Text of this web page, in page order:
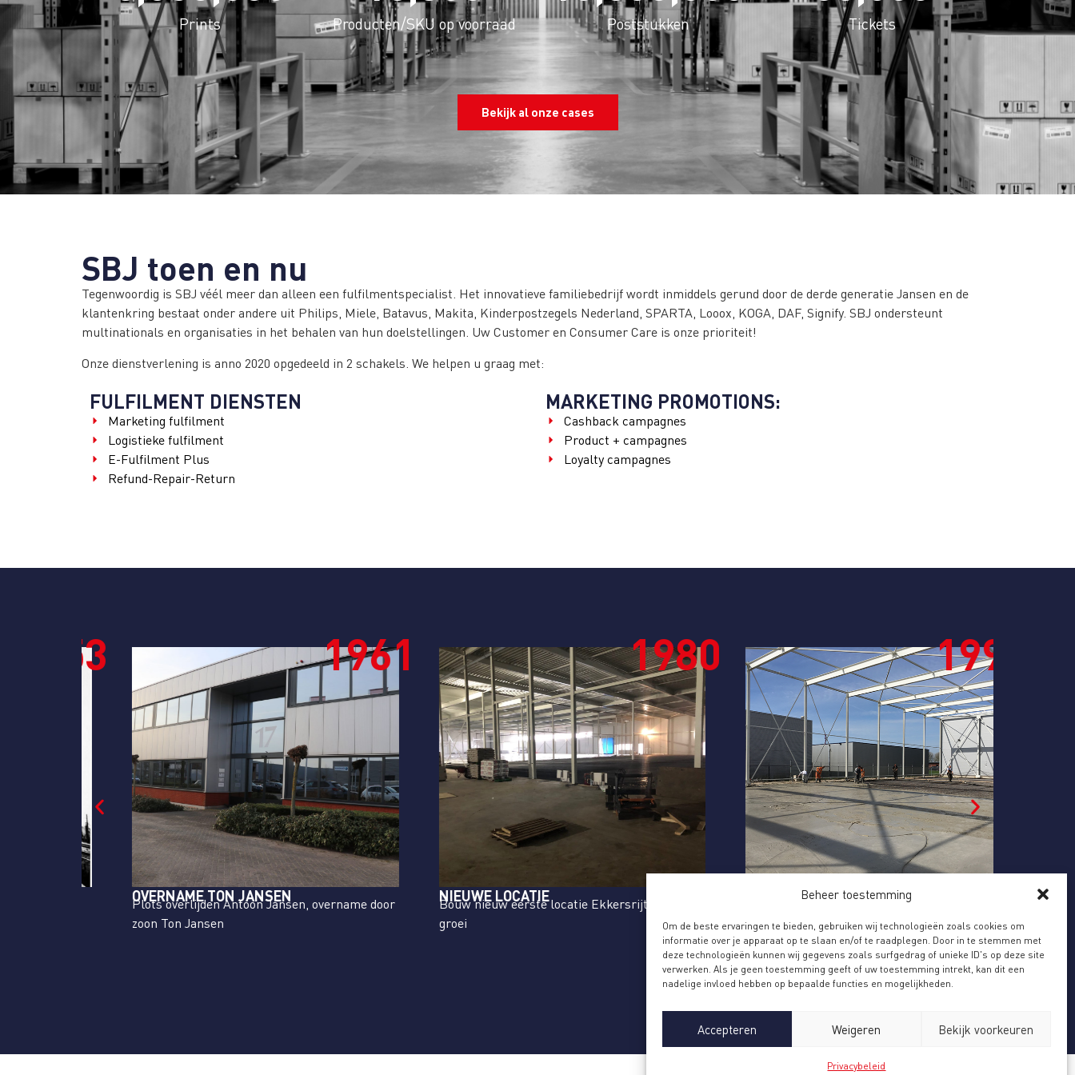
Beheer toestemming
Om de beste ervaringen te bieden, gebruiken wij technologieën zoals cookies om
informatie over je apparaat op te slaan en/of te raadplegen. Door in te stemmen met
deze technologieën kunnen wij gegevens zoals surfgedrag of unieke ID's op deze site
verwerken. Als je geen toestemming geeft of uw toestemming intrekt, kan dit een
nadelige invloed hebben op bepaalde functies en mogelijkheden.
Accepteren Weigeren Bekijk voorkeuren
Privacybeleid
Prints Producten/SKU op voorraad Poststukken Tickets
Bekijk al onze cases
SBJ toen en nu
Tegenwoordig is SBJ véél meer dan alleen een fulfilmentspecialist. Het innovatieve familiebedrijf wordt inmiddels gerund door de derde generatie Jansen en de
klantenkring bestaat onder andere uit Philips, Miele, Batavus, Makita, Kinderpostzegels Nederland, SPARTA, Looox, KOGA, DAF, Signify. SBJ ondersteunt
multinationals en organisaties in het behalen van hun doelstellingen. Uw Customer en Consumer Care is onze prioriteit!
Onze dienstverlening is anno 2020 opgedeeld in 2 schakels. We helpen u graag met:
FULFILMENT DIENSTEN
Marketing fulfilment
Logistieke fulfilment
E-Fulfilment Plus
Refund-Repair-Return
MARKETING PROMOTIONS:
Cashback campagnes
Product + campagnes
Loyalty campagnes
1961
OVERNAME TON JANSEN
Plots overlijden Antoon Jansen, overname door
zoon Ton Jansen
1980
NIEUWE LOCATIE
Bouw nieuw eerste locatie Ekkersrijt, Son nav
1990
BOUW NIEUWE TWEEDE LOCATIE
Bouw nieuwe tweede locatie Ekkersrijt, Son
nav verdere groei